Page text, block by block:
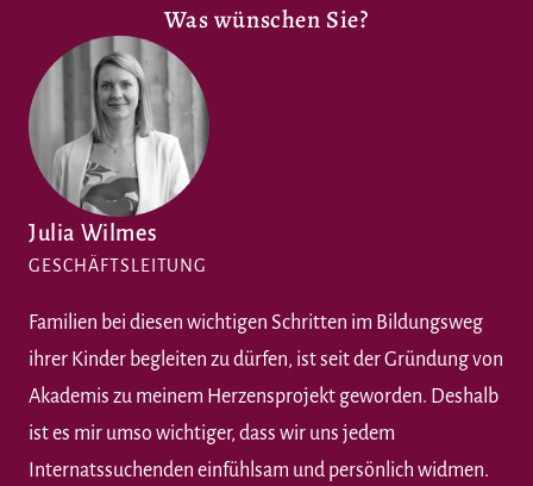
Was wünschen Sie?
Julia Wilmes
GESCHÄFTSLEITUNG
Familien bei diesen wichtigen Schritten im Bildungsweg
ihrer Kinder begleiten zu dürfen, ist seit der Gründung von
Akademis zu meinem Herzensprojekt geworden. Deshalb
ist es mir umso wichtiger, dass wir uns jedem
Internatssuchenden einfühlsam und persönlich widmen.